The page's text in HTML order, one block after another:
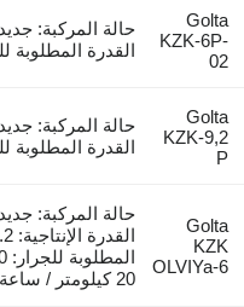
Golta
KZK-6P-
02
القدرة المطلوبة
Golta
KZK-9,2
P
القدرة المطلوبة
Golta
KZK
OLVIYa-6
20 كيلومتر / ساعة